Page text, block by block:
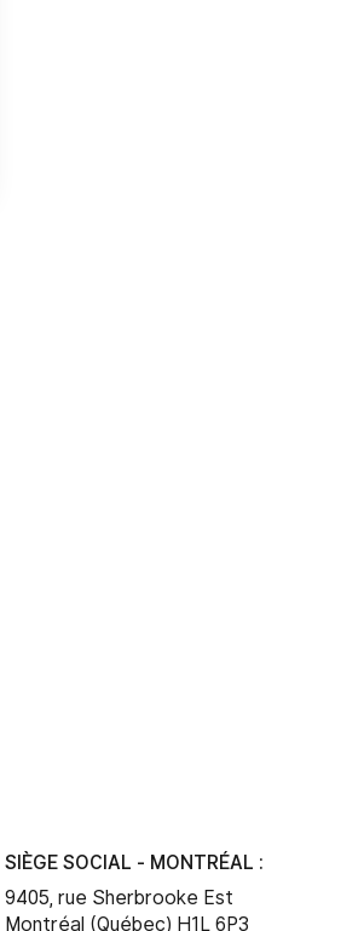
SIÈGE SOCIAL - MONTRÉAL :
9405, rue Sherbrooke Est
Montréal (Québec) H1L 6P3